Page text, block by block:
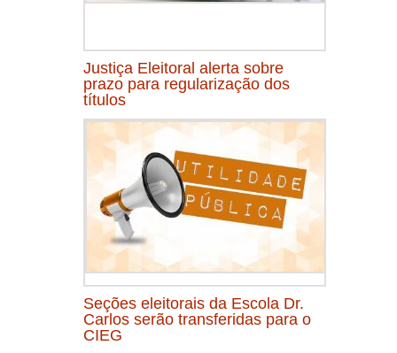
Justiça Eleitoral alerta sobre
prazo para regularização dos
títulos
Seções eleitorais da Escola Dr.
Carlos serão transferidas para o
CIEG